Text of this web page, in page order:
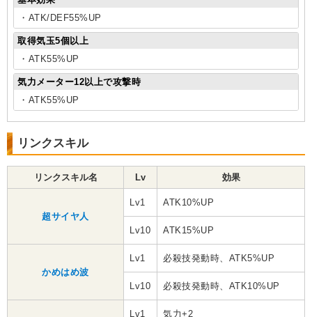
・ATK/DEF55%UP
取得気玉5個以上
・ATK55%UP
気力メーター12以上で攻撃時
・ATK55%UP
リンクスキル
リンクスキル名 Lv 効果
超サイヤ人
Lv1 ATK10%UP
Lv10 ATK15%UP
かめはめ波
Lv1 必殺技発動時、ATK5%UP
Lv10 必殺技発動時、ATK10%UP
Lv1 気力+2